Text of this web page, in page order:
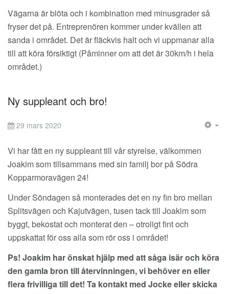
Vägarna är blöta och i kombination med minusgrader så
fryser det på. Entreprenören kommer under kvällen att
sanda i området. Det är fläckvis halt och vi uppmanar alla
till att köra försiktigt (Påminner om att det är 30km/h i hela
området.)
Ny suppleant och bro!
29 mars 2020
Vi har fått en ny suppleant till vår styrelse, välkommen
Joakim som tillsammans med sin familj bor på Södra
Kopparmoravägen 24!
Under Söndagen så monterades det en ny fin bro mellan
Splitsvägen och Kajutvägen, tusen tack till Joakim som
byggt, bekostat och monterat den – otroligt fint och
uppskattat för oss alla som rör oss i området!
Ps! Joakim har önskat hjälp med att såga isär och köra
den gamla bron till återvinningen, vi behöver en eller
flera frivilliga till det! Ta kontakt med Jocke eller skicka